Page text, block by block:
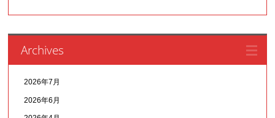
Archives
2026年7月
2026年6月